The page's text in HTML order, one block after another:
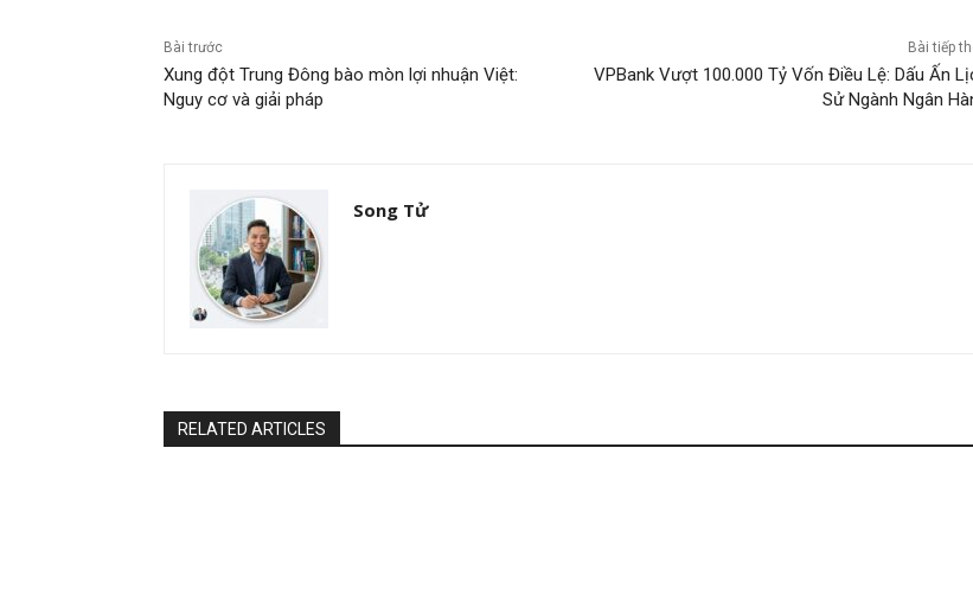
Bài trước
Xung đột Trung Đông bào mòn lợi nhuận Việt:
Nguy cơ và giải pháp
Bài tiếp
VPBank Vượt 100.000 Tỷ Vốn Điều Lệ: Dấu Ấn
Sử Ngành Ngân
Song Tử
RELATED ARTICLES